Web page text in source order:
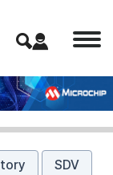
SDV